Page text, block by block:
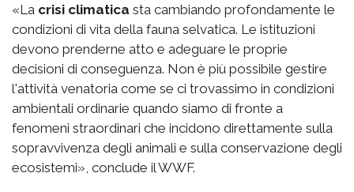
«La crisi climatica sta cambiando profondamente le
condizioni di vita della fauna selvatica. Le istituzioni
devono prenderne atto e adeguare le proprie
decisioni di conseguenza. Non è più possibile gestire
l'attività venatoria come se ci trovassimo in condizioni
ambientali ordinarie quando siamo di fronte a
fenomeni straordinari che incidono direttamente sulla
sopravvivenza degli animali e sulla conservazione degli
ecosistemi», conclude il WWF.